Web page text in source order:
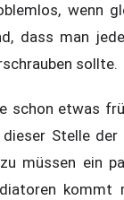
wenn
dass man
sollte.
schon etwas
dieser Stelle
müssen ein
kommt